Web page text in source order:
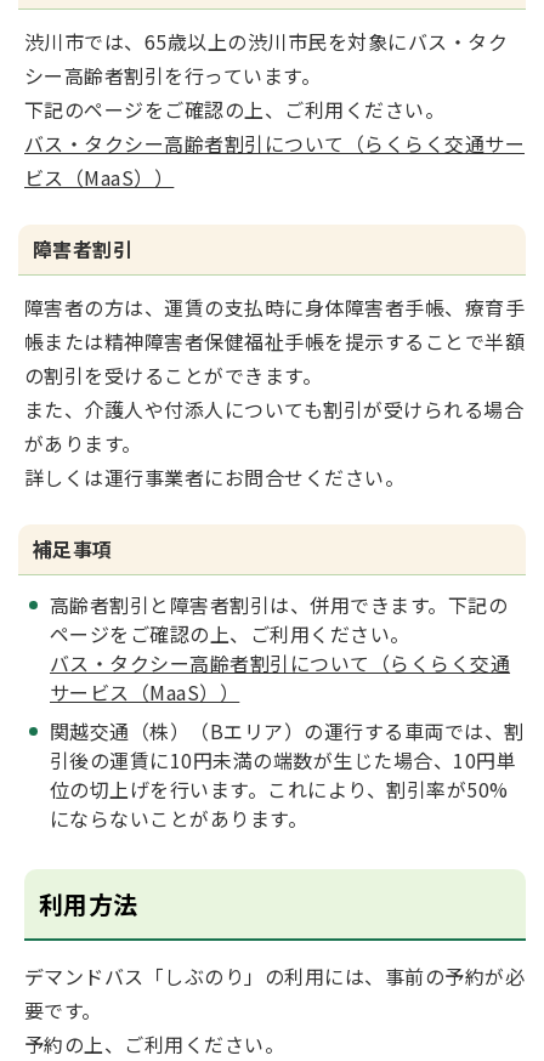
渋川市では、65歳以上の渋川市民を対象にバス・タク
シー高齢者割引を行っています。
下記のページをご確認の上、ご利用ください。
バス・タクシー高齢者割引について（らくらく交通サー
ビス（MaaS））
障害者割引
障害者の方は、運賃の支払時に身体障害者手帳、療育手
帳または精神障害者保健福祉手帳を提示することで半額
の割引を受けることができます。
また、介護人や付添人についても割引が受けられる場合
があります。
詳しくは運行事業者にお問合せください。
補足事項
高齢者割引と障害者割引は、併用できます。下記の
ページをご確認の上、ご利用ください。
バス・タクシー高齢者割引について（らくらく交通
サービス（MaaS））
関越交通（株）（Bエリア）の運行する車両では、割
引後の運賃に10円未満の端数が生じた場合、10円単
位の切上げを行います。これにより、割引率が50%
にならないことがあります。
利用方法
デマンドバス「しぶのり」の利用には、事前の予約が必
要です。
予約の上、ご利用ください。